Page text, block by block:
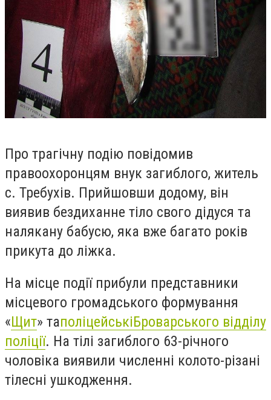
Про трагічну подію повідомив
правоохоронцям внук загиблого, житель
с. Требухів. Прийшовши додому, він
виявив бездиханне тіло свого дідуся та
налякану бабусю, яка вже багато років
прикута до ліжка.
На місце події прибули представники
місцевого громадського формування
«Щит» таполіцейськіБроварського відділу
поліції. На тілі загиблого 63-річного
чоловіка виявили численні колото-різані
тілесні ушкодження.